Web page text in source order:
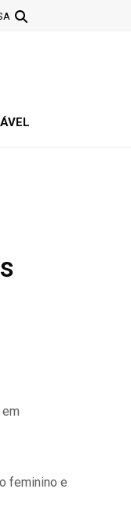
feminino e